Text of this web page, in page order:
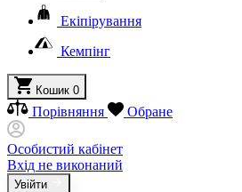
Екіпірування
Кемпінг
Кошик 0
Порівняння Обране
Особистий кабінет
Вхід не виконаний
Увійти